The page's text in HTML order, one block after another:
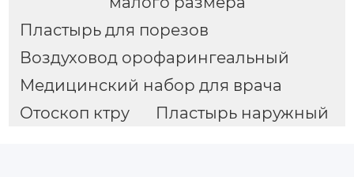
Пластырь для порезов
Воздуховод орофарингеальный
Медицинский набор для врача
Отоскоп ктру
Пластырь наружный